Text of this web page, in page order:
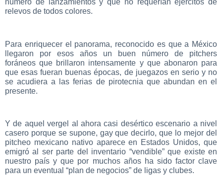
relevos de todos colores.
Para enriquecer el panorama, reconocido es que a México
llegaron por esos años un buen número de pitchers
foráneos que brillaron intensamente y que abonaron para
que esas fueran buenas épocas, de juegazos en serio y no
se acudiera a las ferias de pirotecnia que abundan en el
presente.
Y de aquel vergel al ahora casi desértico escenario a nivel
casero porque se supone, gay que decirlo, que lo mejor del
pitcheo mexicano nativo aparece en Estados Unidos, que
emigró al ser parte del inventario “vendible” que existe en
nuestro país y que por muchos años ha sido factor clave
para un eventual “plan de negocios” de ligas y clubes.